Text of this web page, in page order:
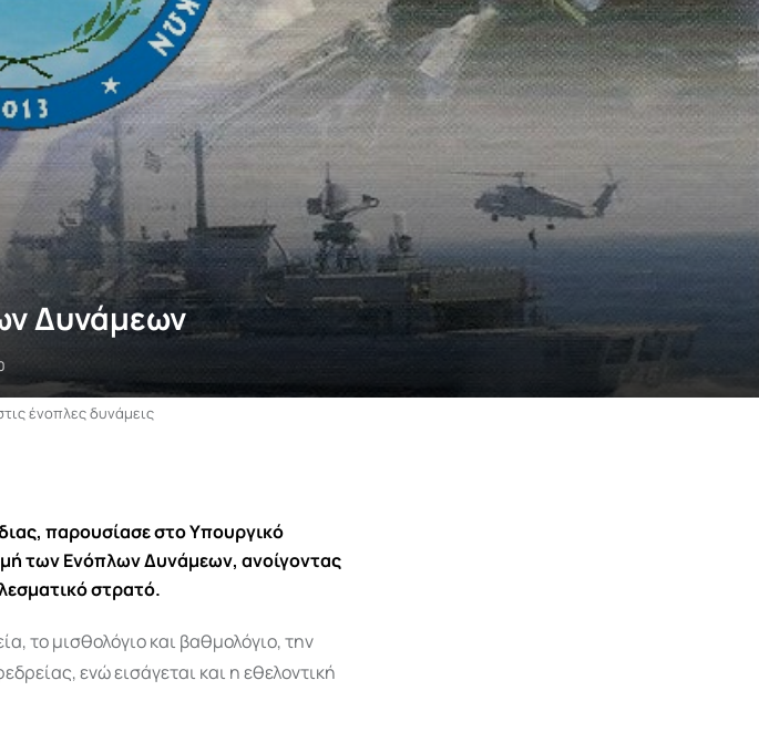
Δυνάμεων
ένοπλες δυνάμεις
παρουσίασε στο Υπουργικό
των Ενόπλων Δυνάμεων, ανοίγοντας
στρατό.
το μισθολόγιο και βαθμολόγιο, την
ενώ εισάγεται και η εθελοντική